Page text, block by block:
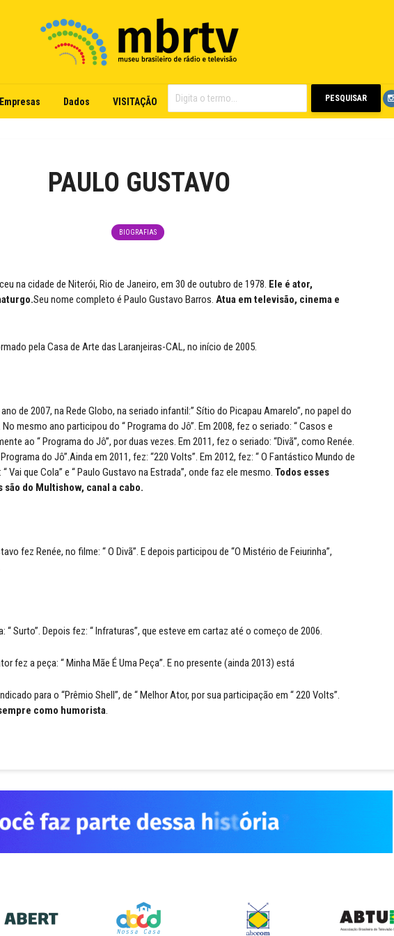
Empresas Dados VISITAÇÃO PESQUISAR
PAULO GUSTAVO
BIOGRAFIAS
na cidade de Niterói, Rio de Janeiro, em 30 de outubro de 1978. Ele é ator,
Seu nome completo é Paulo Gustavo Barros. Atua em televisão, cinema e
pela Casa de Arte das Laranjeiras-CAL, no início de 2005.
de 2007, na Rede Globo, na seriado infantil:” Sítio do Picapau Amarelo”, no papel do
mesmo ano participou do “ Programa do Jô”. Em 2008, fez o seriado: “ Casos e
ao “ Programa do Jô”, por duas vezes. Em 2011, fez o seriado: “Divã”, como Renée.
do Jô”.Ainda em 2011, fez: “220 Volts”. Em 2012, fez: “ O Fantástico Mundo de
“ Vai que Cola” e “ Paulo Gustavo na Estrada”, onde faz ele mesmo. Todos esses
são do Multishow, canal a cabo.
fez Renée, no filme: “ O Divã”. E depois participou de “O Mistério de Feiurinha”,
“ Surto”. Depois fez: “ Infraturas”, que esteve em cartaz até o começo de 2006.
fez a peça: “ Minha Mãe É Uma Peça”. E no presente (ainda 2013) está
para o “Prêmio Shell”, de “ Melhor Ator, por sua participação em “ 220 Volts”.
como humorista.